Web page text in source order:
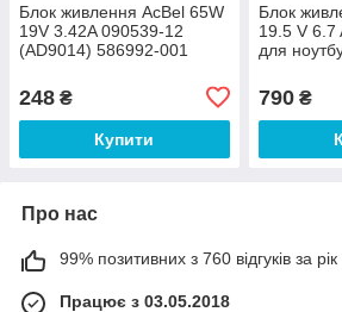
Блок живлення AcBel 65W
19V 3.42A 090539-12
(AD9014) 586992-001
248 ₴
Купити
Блок
19.5 V 6.7
для
790₴
Про нас
99% позитивних з 760 відгуків за рік
Працює з 03.05.2018